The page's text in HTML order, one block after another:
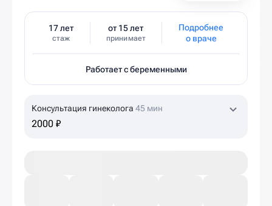
17 лет
стаж
от 15 лет
принимает
Подробнее
о враче
Работает с беременными
Консультация гинеколога 45 мин
2000 ₽